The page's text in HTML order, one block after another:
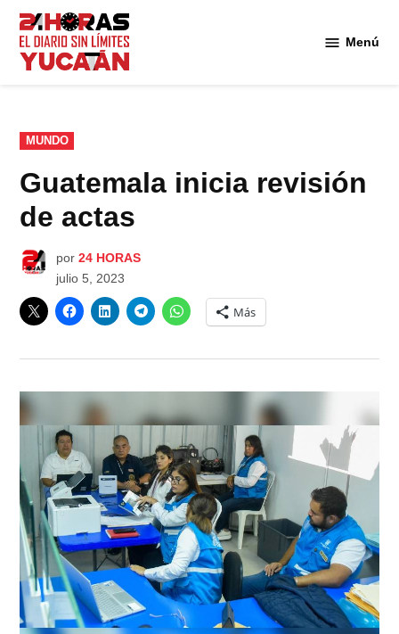
Saltar
contenido
Menú
PUBLICADO
EN
MUNDO
Guatemala inicia revisión
de actas
por 24 HORAS
julio 5, 2023
Más